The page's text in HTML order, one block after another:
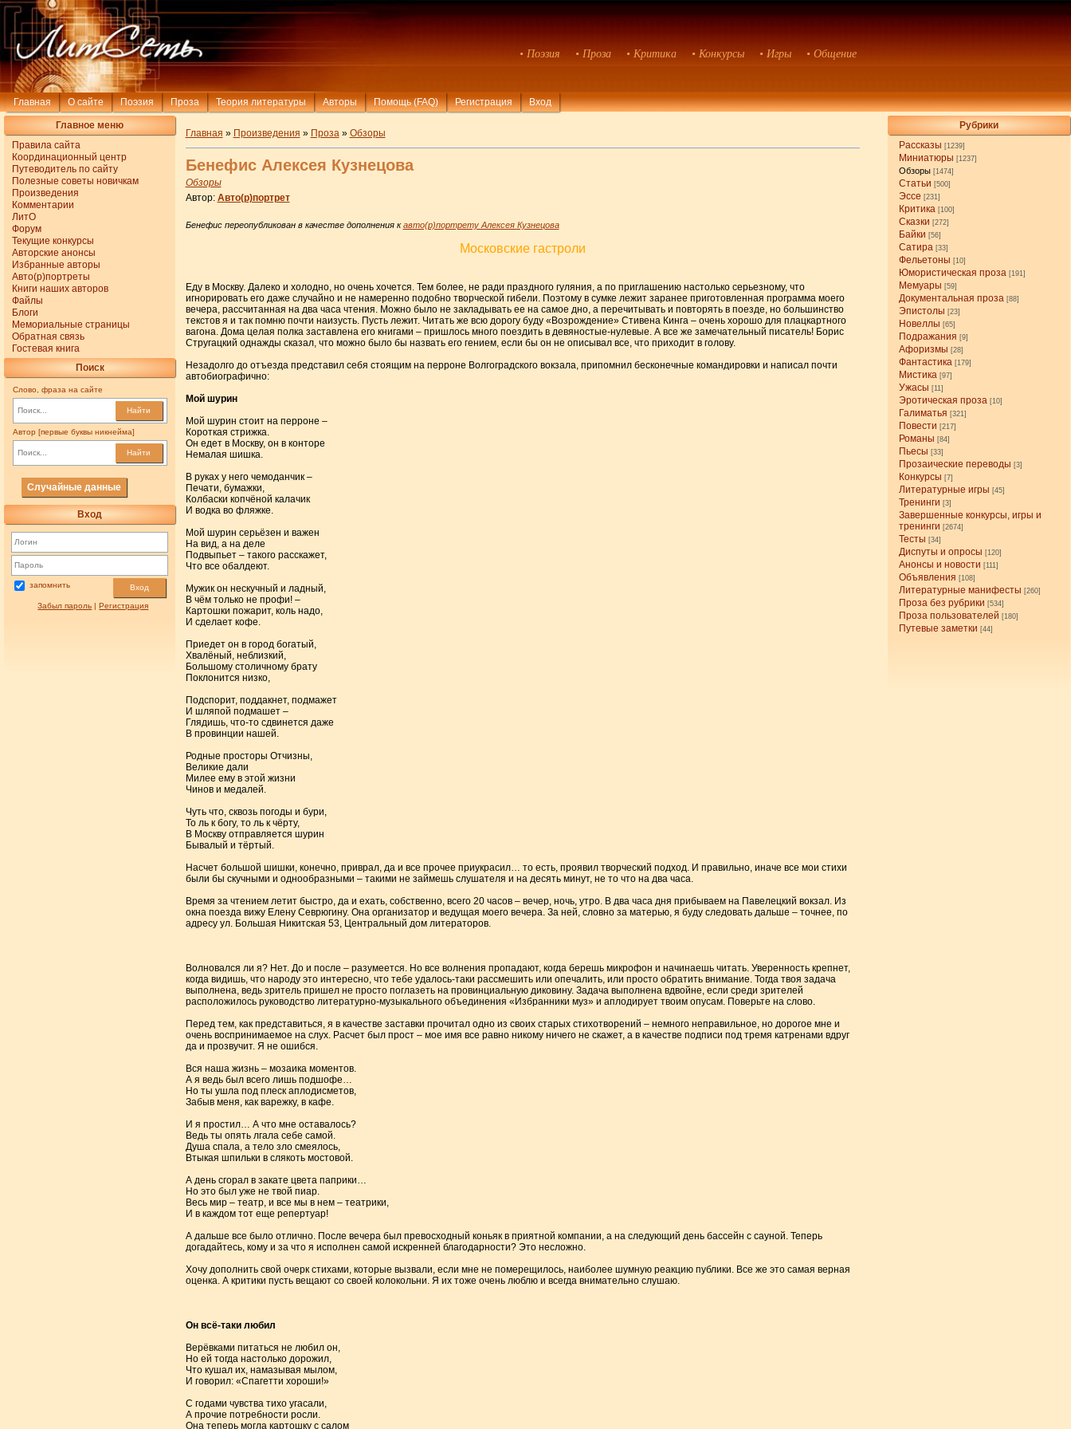
• Поэзия • Проза • Критика • Конкурсы • Игры • Общение
Главная О сайте Поэзия Проза Теория литературы Авторы Помощь (FAQ) Регистрация Вход
Главное меню
Правила сайта
Координационный центр
Путеводитель по сайту
Полезные советы новичкам
Произведения
Комментарии
ЛитО
Форум
Текущие конкурсы
Авторские анонсы
Избранные авторы
Авто(р)портреты
Книги наших авторов
Файлы
Блоги
Мемориальные страницы
Обратная связь
Гостевая книга
Поиск
Слово, фраза на сайте
Найти
Автор [первые буквы никнейма]
Найти
Случайные данные
Вход
запомнить Вход
Забыл пароль |Регистрация
Рубрики
Рассказы [1239]
Миниатюры [1237]
Обзоры [1474]
Статьи [500]
Эссе [231]
Критика [100]
Сказки [272]
Байки [56]
Сатира [33]
Фельетоны [10]
Юмористическая проза [191]
Мемуары [59]
Документальная проза [88]
Эпистолы [23]
Новеллы [65]
Подражания [9]
Афоризмы [28]
Фантастика [179]
Мистика [97]
Ужасы [11]
Эротическая проза [10]
Галиматья [321]
Повести [217]
Романы [84]
Пьесы [33]
Прозаические переводы [3]
Конкурсы [7]
Литературные игры [45]
Тренинги [3]
Завершенные конкурсы, игры и
тренинги [2674]
Тесты [34]
Диспуты и опросы [120]
Анонсы и новости [111]
Объявления [108]
Литературные манифесты [260]
Проза без рубрики [534]
Проза пользователей [180]
Путевые заметки [44]
Главная » Произведения » Проза » Обзоры
Бенефис Алексея Кузнецова
Обзоры
Автор: Авто(р)портрет
Бенефис переопубликован в качестве дополнения кавто(р)портрету Алексея Кузнецова
Московские гастроли
Еду в Москву. Далеко и холодно, но очень хочется. Тем более, не ради праздного гуляния, а по приглашению настолько серьезному, что
игнорировать его даже случайно и не намеренно подобно творческой гибели. Поэтому в сумке лежит заранее приготовленная программа моего
вечера, рассчитанная на два часа чтения. Можно было не закладывать ее на самое дно, а перечитывать и повторять в поезде, но большинство
текстов я и так помню почти наизусть. Пусть лежит. Читать же всю дорогу буду «Возрождение» Стивена Кинга – очень хорошо для плацкартного
вагона. Дома целая полка заставлена его книгами – пришлось много поездить в девяностые-нулевые. А все же замечательный писатель! Борис
Стругацкий однажды сказал, что можно было бы назвать его гением, если бы он не описывал все, что приходит в голову.
Незадолго до отъезда представил себя стоящим на перроне Волгоградского вокзала, припомнил бесконечные командировки и написал почти
автобиографично:
Мой шурин
Мой шурин стоит на перроне –
Короткая стрижка.
Он едет в Москву, он в конторе
Немалая шишка.
В руках у него чемоданчик –
Печати, бумажки,
Колбаски копчёной калачик
И водка во фляжке.
Мой шурин серьёзен и важен
На вид, а на деле
Подвыпьет – такого расскажет,
Что все обалдеют.
Мужик он нескучный и ладный,
В чём только не профи! –
Картошки пожарит, коль надо,
И сделает кофе.
Приедет он в город богатый,
Хвалёный, неблизкий,
Большому столичному брату
Поклонится низко,
Подспорит, поддакнет, подмажет
И шляпой подмашет –
Глядишь, что-то сдвинется даже
В провинции нашей.
Родные просторы Отчизны,
Великие дали
Милее ему в этой жизни
Чинов и медалей.
Чуть что, сквозь погоды и бури,
То ль к богу, то ль к чёрту,
В Москву отправляется шурин
Бывалый и тёртый.
Насчет большой шишки, конечно, приврал, да и все прочее приукрасил… то есть, проявил творческий подход. И правильно, иначе все мои стихи
были бы скучными и однообразными – такими не займешь слушателя и на десять минут, не то что на два часа.
Время за чтением летит быстро, да и ехать, собственно, всего 20 часов – вечер, ночь, утро. В два часа дня прибываем на Павелецкий вокзал. Из
окна поезда вижу Елену Севрюгину. Она организатор и ведущая моего вечера. За ней, словно за матерью, я буду следовать дальше – точнее, по
адресу ул. Большая Никитская 53, Центральный дом литераторов.
Волновался ли я? Нет. До и после – разумеется. Но все волнения пропадают, когда берешь микрофон и начинаешь читать. Уверенность крепнет,
когда видишь, что народу это интересно, что тебе удалось-таки рассмешить или опечалить, или просто обратить внимание. Тогда твоя задача
выполнена, ведь зритель пришел не просто поглазеть на провинциальную диковину. Задача выполнена вдвойне, если среди зрителей
расположилось руководство литературно-музыкального объединения «Избранники муз» и аплодирует твоим опусам. Поверьте на слово.
Перед тем, как представиться, я в качестве заставки прочитал одно из своих старых стихотворений – немного неправильное, но дорогое мне и
очень воспринимаемое на слух. Расчет был прост – мое имя все равно никому ничего не скажет, а в качестве подписи под тремя катренами вдруг
да и прозвучит. Я не ошибся.
Вся наша жизнь – мозаика моментов.
А я ведь был всего лишь подшофе…
Но ты ушла под плеск аплодисметов,
Забыв меня, как варежку, в кафе.
И я простил… А что мне оставалось?
Ведь ты опять лгала себе самой.
Душа спала, а тело зло смеялось,
Втыкая шпильки в слякоть мостовой.
А день сгорал в закате цвета паприки…
Но это был уже не твой пиар.
Весь мир – театр, и все мы в нем – театрики,
И в каждом тот еще репертуар!
А дальше все было отлично. После вечера был превосходный коньяк в приятной компании, а на следующий день бассейн с сауной. Теперь
догадайтесь, кому и за что я исполнен самой искренней благодарности? Это несложно.
Хочу дополнить свой очерк стихами, которые вызвали, если мне не померещилось, наиболее шумную реакцию публики. Все же это самая верная
оценка. А критики пусть вещают со своей колокольни. Я их тоже очень люблю и всегда внимательно слушаю.
Он всё-таки любил
Верёвками питаться не любил он,
Но ей тогда настолько дорожил,
Что кушал их, намазывая мылом,
И говорил: «Спагетти хороши!»
С годами чувства тихо угасали,
А прочие потребности росли.
Она теперь могла картошку с салом